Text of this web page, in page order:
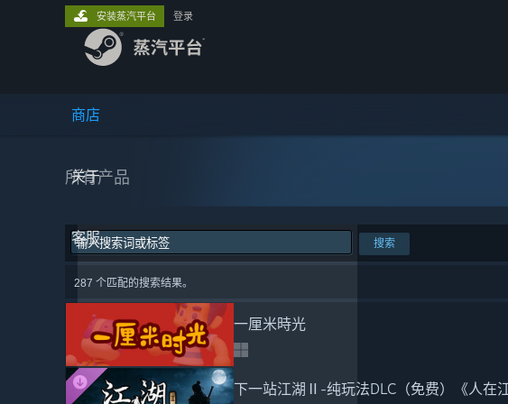
商店
关于
客服
安装蒸汽平台 登录
所有产品
搜索
287 个匹配的搜索结果。
一厘米時光
下一站江湖Ⅱ-纯玩法DLC（免费）《人在江